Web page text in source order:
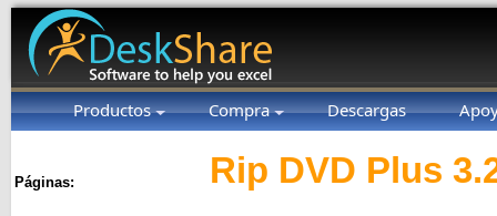
Productos Compra Descargas
Páginas: Rip DVD Plus